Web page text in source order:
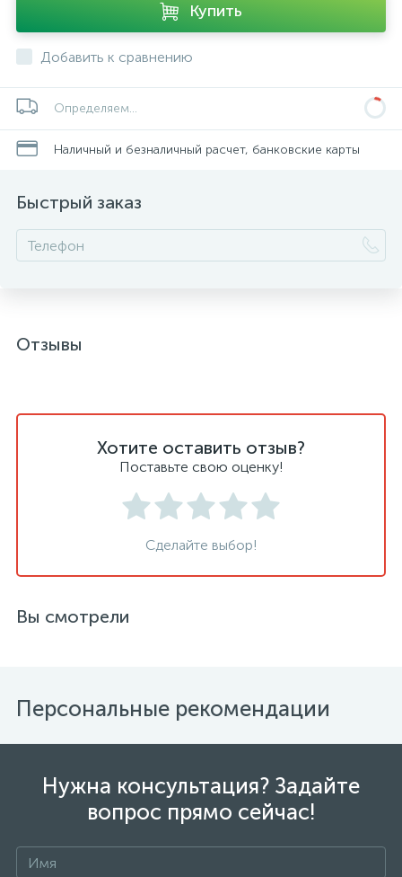
Купить
Добавить к сравнению
Определяем...
Наличный и безналичный расчет, банковские карты
Быстрый заказ
Отзывы
Хотите оставить отзыв?
Поставьте свою оценку!
Сделайте выбор!
Вы смотрели
Персональные рекомендации
Нужна консультация? Задайте
вопрос прямо сейчас!